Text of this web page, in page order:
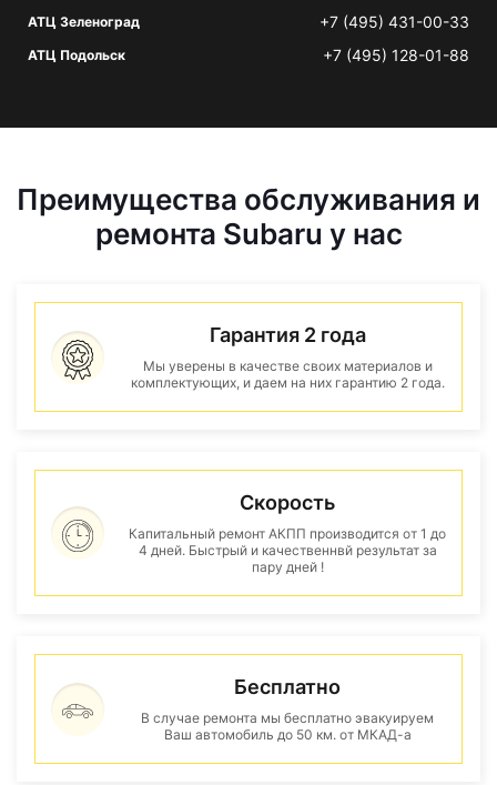
АТЦ Зеленоград +7 (495) 431-00-33
АТЦ Подольск +7 (495) 128-01-88
Преимущества обслуживания и
ремонта Subaru у нас
Гарантия 2 года
Мы уверены в качестве своих материалов и
комплектующих, и даем на них гарантию 2 года.
Скорость
Капитальный ремонт АКПП производится от 1 до
4 дней. Быстрый и качественнвй результат за
пару дней !
Бесплатно
В случае ремонта мы бесплатно эвакуируем
Ваш автомобиль до 50 км. от МКАД-а